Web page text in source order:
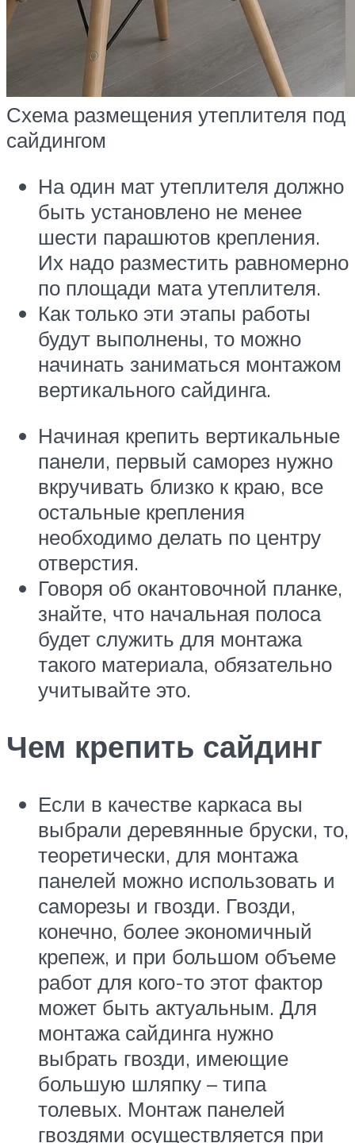
Схема размещения утеплителя под
сайдингом
На один мат утеплителя должно
быть установлено не менее
шести парашютов крепления.
Их надо разместить равномерно
по площади мата утеплителя.
Как только эти этапы работы
будут выполнены, то можно
начинать заниматься монтажом
вертикального сайдинга.
Начиная крепить вертикальные
панели, первый саморез нужно
вкручивать близко к краю, все
остальные крепления
необходимо делать по центру
отверстия.
Говоря об окантовочной планке,
знайте, что начальная полоса
будет служить для монтажа
такого материала, обязательно
учитывайте это.
Чем крепить сайдинг
Если в качестве каркаса вы
выбрали деревянные бруски, то,
теоретически, для монтажа
панелей можно использовать и
саморезы и гвозди. Гвозди,
конечно, более экономичный
крепеж, и при большом объеме
работ для кого-то этот фактор
может быть актуальным. Для
монтажа сайдинга нужно
выбрать гвозди, имеющие
большую шляпку – типа
толевых. Монтаж панелей
гвоздями осуществляется при